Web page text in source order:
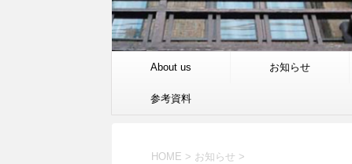
About us お知らせ
参考資料
HOME > お知らせ >